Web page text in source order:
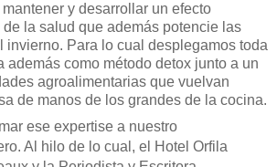
y desarrollar un efecto
la salud que además potencie las
invierno. Para lo cual desplegamos toda
además como método detox junto a un
agroalimentarias que vuelvan
de manos de los grandes de la cocina.
ese expertise a nuestro
Al hilo de lo cual, el Hotel Orfila